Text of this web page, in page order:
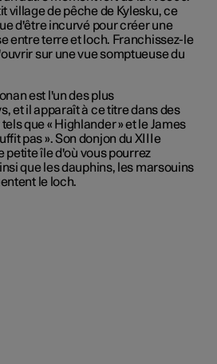
village de pêche de Kylesku, ce
d'être incurvé pour créer une
entre terre et loch. Franchissez-le
sur une vue somptueuse du
est l'un des plus
et il apparaît à ce titre dans des
que « Highlander » et le James
pas ». Son donjon du XIIIe
petite île d'où vous pourrez
que les dauphins, les marsouins
le loch.